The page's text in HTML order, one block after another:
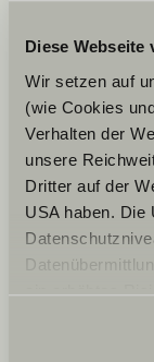
Diese Webseite
Wir setzen auf
(wie Cookies
Verhalten der
unsere
Dritter auf der
USA haben. Die
ein erhöhtes
zustehen.
Ditt
Dato